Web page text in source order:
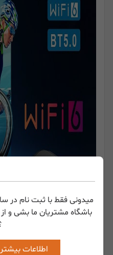
میدونی فقط با ثبت نام در
باشگاه مشتریان ما بشی و
اطلاعات بیشتر